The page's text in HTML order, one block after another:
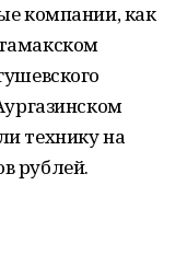
компании, как
технику на
рублей.